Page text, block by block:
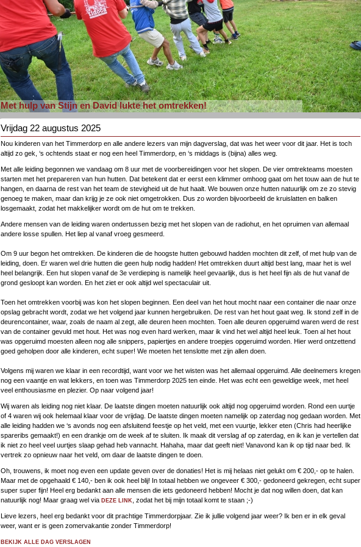
Met hulp van Stijn en David lukte het omtrekken!
Vrijdag 22 augustus 2025
Nou kinderen van het Timmerdorp en alle andere lezers van mijn dagverslag, dat was het weer voor dit jaar. Het is toch
altijd zo gek, ‘s ochtends staat er nog een heel Timmerdorp, en ‘s middags is (bijna) alles weg.
Met alle leiding begonnen we vandaag om 8 uur met de voorbereidingen voor het slopen. De vier omtrekteams moesten
starten met het prepareren van hun hutten. Dat betekent dat er eerst een klimmer omhoog gaat om het touw aan de hut te
hangen, en daarna de rest van het team de stevigheid uit de hut haalt. We bouwen onze hutten natuurlijk om ze zo stevig
genoeg te maken, maar dan krijg je ze ook niet omgetrokken. Dus zo worden bijvoorbeeld de kruislatten en balken
losgemaakt, zodat het makkelijker wordt om de hut om te trekken.
Andere mensen van de leiding waren ondertussen bezig met het slopen van de radiohut, en het opruimen van allemaal
andere losse spullen. Het liep al vanaf vroeg gesmeerd.
Om 9 uur begon het omtrekken. De kinderen die de hoogste hutten gebouwd hadden mochten dit zelf, of met hulp van de
leiding, doen. Er waren wel drie hutten die geen hulp nodig hadden! Het omtrekken duurt altijd best lang, maar het is wel
heel belangrijk. Een hut slopen vanaf de 3e verdieping is namelijk heel gevaarlijk, dus is het heel fijn als de hut vanaf de
grond gesloopt kan worden. En het ziet er ook altijd wel spectaculair uit.
Toen het omtrekken voorbij was kon het slopen beginnen. Een deel van het hout mocht naar een container die naar onze
opslag gebracht wordt, zodat we het volgend jaar kunnen hergebruiken. De rest van het hout gaat weg. Ik stond zelf in de
deurencontainer, waar, zoals de naam al zegt, alle deuren heen mochten. Toen alle deuren opgeruimd waren werd de rest
van de container gevuld met hout. Het was nog even hard werken, maar ik vind het wel altijd heel leuk. Toen al het hout
was opgeruimd moesten alleen nog alle snippers, papiertjes en andere troepjes opgeruimd worden. Hier werd ontzettend
goed geholpen door alle kinderen, echt super! We moeten het tenslotte met zijn allen doen.
Volgens mij waren we klaar in een recordtijd, want voor we het wisten was het allemaal opgeruimd. Alle deelnemers kregen
nog een vaantje en wat lekkers, en toen was Timmerdorp 2025 ten einde. Het was echt een geweldige week, met heel
veel enthousiasme en plezier. Op naar volgend jaar!
Wij waren als leiding nog niet klaar. De laatste dingen moeten natuurlijk ook altijd nog opgeruimd worden. Rond een uurtje
of 4 waren wij ook helemaal klaar voor de vrijdag. De laatste dingen moeten namelijk op zaterdag nog gedaan worden. Met
alle leiding hadden we ‘s avonds nog een afsluitend feestje op het veld, met een vuurtje, lekker eten (Chris had heerlijke
spareribs gemaakt!) en een drankje om de week af te sluiten. Ik maak dit verslag af op zaterdag, en ik kan je vertellen dat
ik niet zo heel veel uurtjes slaap gehad heb vannacht. Hahaha, maar dat geeft niet! Vanavond kan ik op tijd naar bed. Ik
vertrek zo opnieuw naar het veld, om daar de laatste dingen te doen.
Oh, trouwens, ik moet nog even een update geven over de donaties! Het is mij helaas niet gelukt om € 200,- op te halen.
Maar met de opgehaald € 140,- ben ik ook heel blij! In totaal hebben we ongeveer € 300,- gedoneerd gekregen, echt super
super super fijn! Heel erg bedankt aan alle mensen die iets gedoneerd hebben! Mocht je dat nog willen doen, dat kan
natuurlijk nog! Maar graag wel via DEZE LINK , zodat het bij mijn totaal komt te staan ;-)
Lieve lezers, heel erg bedankt voor dit prachtige Timmerdorpjaar. Zie ik jullie volgend jaar weer? Ik ben er in elk geval
weer, want er is geen zomervakantie zonder Timmerdorp!
BEKIJK ALLE DAG VERSLAGEN